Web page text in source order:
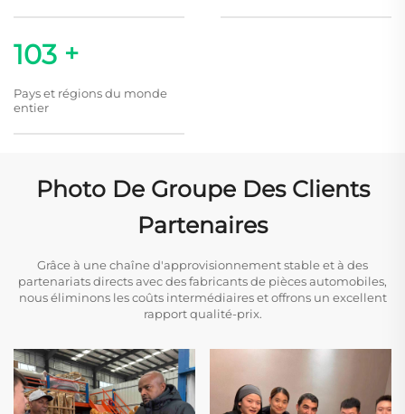
120 +
Pays et régions du monde
entier
Photo De Groupe Des Clients
Partenaires
Grâce à une chaîne d'approvisionnement stable et à des
partenariats directs avec des fabricants de pièces automobiles,
nous éliminons les coûts intermédiaires et offrons un excellent
rapport qualité-prix.